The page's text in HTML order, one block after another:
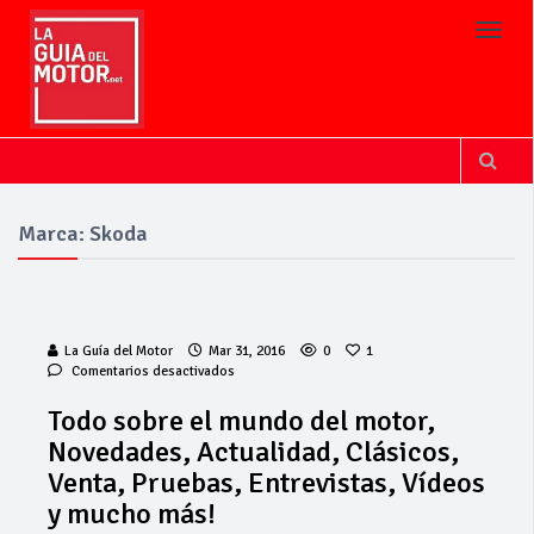
Marca: Skoda
La Guía del Motor Mar 31, 2016 0
1
Comentarios desactivados
el
mundo
del
motor,
Todo sobre el mundo del motor,
Novedades, Actualidad, Clásicos,
Venta, Pruebas, Entrevistas, Vídeos
y mucho más!